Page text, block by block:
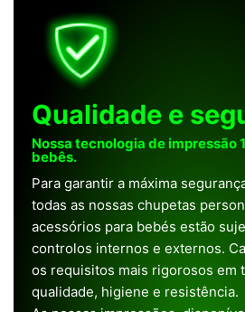
Qualidade e
Nossa tecnologia de impressão
bebês.
Para garantir a máxima
todas as nossas chupetas
acessórios para bebés estão
controlos internos e externos.
os requisitos mais rigorosos em
qualidade, higiene e resistência.